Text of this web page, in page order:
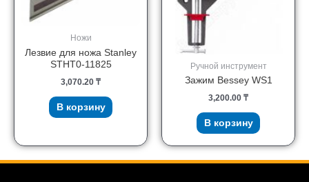
Ножи
Лезвие для ножа Stanley
STHT0-11825
3,070.20 ₸
В корзину
Ручной инструмент
Зажим Bessey WS1
3,200.00 ₸
В корзину